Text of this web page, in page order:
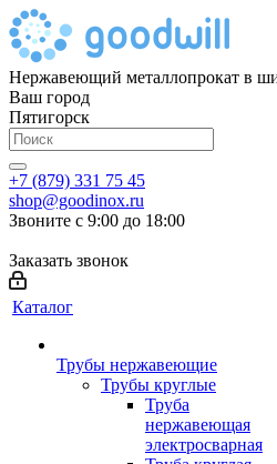
Нержавеющий металлопрокат в
Ваш город
Пятигорск
+7 (879) 331 75 45
shop@goodinox.ru
Звоните с 9:00 до 18:00
Заказать звонок
Каталог
Трубы нержавеющие
Трубы круглые
Труба
нержавеющая
электросварная